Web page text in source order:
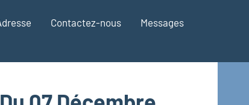
Contactez-nous Messages